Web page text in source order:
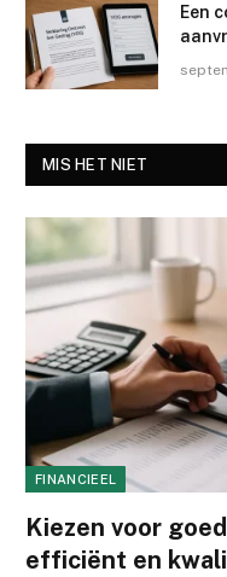
Een
MIS HET NIET
FINANCIEEL
Kiezen voor
efficiënt en